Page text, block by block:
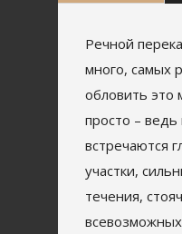
Речной
много, самых
обловить это
просто – ведь
встречаются
участки,
течения,